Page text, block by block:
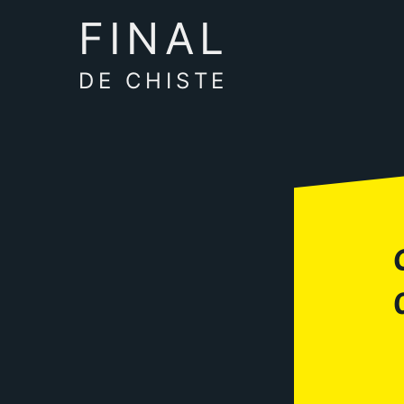
FINAL
DE CHISTE